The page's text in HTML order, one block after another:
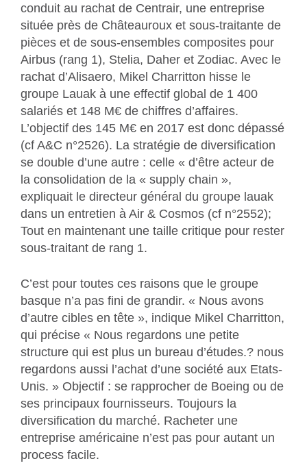
conduit au rachat de Centrair, une entreprise
située près de Châteauroux et sous-traitante de
pièces et de sous-ensembles composites pour
Airbus (rang 1), Stelia, Daher et Zodiac. Avec le
rachat d’Alisaero, Mikel Charritton hisse le
groupe Lauak à une effectif global de 1 400
salariés et 148 M€ de chiffres d’affaires.
L’objectif des 145 M€ en 2017 est donc dépassé
(cf A&C n°2526). La stratégie de diversification
se double d’une autre : celle « d’être acteur de
la consolidation de la « supply chain »,
expliquait le directeur général du groupe lauak
dans un entretien à Air & Cosmos (cf n°2552);
Tout en maintenant une taille critique pour rester
sous-traitant de rang 1.
C’est pour toutes ces raisons que le groupe
basque n’a pas fini de grandir. « Nous avons
d’autre cibles en tête », indique Mikel Charritton,
qui précise « Nous regardons une petite
structure qui est plus un bureau d’études.? nous
regardons aussi l’achat d’une société aux Etats-
Unis. » Objectif : se rapprocher de Boeing ou de
ses principaux fournisseurs. Toujours la
diversification du marché. Racheter une
entreprise américaine n’est pas pour autant un
process facile.